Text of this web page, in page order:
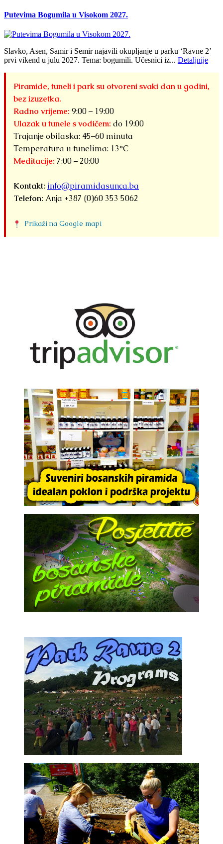
Putevima Bogumila u Visokom 2027.
Slavko, Asen, Samir i Semir najavili okupljanje u parku ‘Ravne 2’
prvi vikend u julu 2027. Tema: bogumili. Učesnici iz... Detaljnije
Piramide, tuneli i park su otvoreni svaki dan u godini,
bez izuzetka.
Radno vrijeme: 9:00 – 19:00
Ulazak u tunele s vodičem: do 19:00
Trajanje obilaska: 45–60 minuta
Temperatura u tunelima: 13°C
Meditacije: 7:00 – 20:00
Kontakt: info@piramidasunca.ba
Telefon: Anja +387 (0)60 353 5062
Prikaži na Google mapi